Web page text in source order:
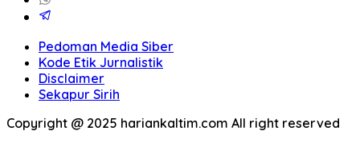
Pedoman Media Siber
Kode Etik Jurnalistik
Disclaimer
Sekapur Sirih
Copyright @ 2025 hariankaltim.com All right reserved